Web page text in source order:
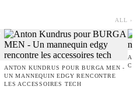
ALL ›
ANTON KUNDRUS POUR BURGA MEN -
UN MANNEQUIN EDGY RENCONTRE
LES ACCESSOIRES TECH